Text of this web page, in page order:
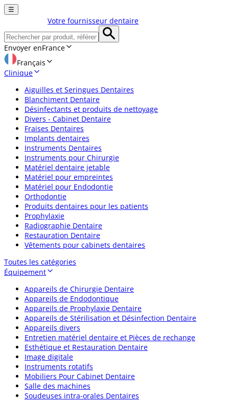
☰
Votre fournisseur dentaire
Envoyer enFrance
Français
Clinique
Aiguilles et Seringues Dentaires
Blanchiment Dentaire
Désinfectants et produits de nettoyage
Divers - Cabinet Dentaire
Fraises Dentaires
Implants dentaires
Instruments Dentaires
Instruments pour Chirurgie
Matériel dentaire jetable
Matériel pour empreintes
Matériel pour Endodontie
Orthodontie
Produits dentaires pour les patients
Prophylaxie
Radiographie Dentaire
Restauration Dentaire
Vêtements pour cabinets dentaires
Toutes les catégories
Équipement
Appareils de Chirurgie Dentaire
Appareils de Endodontique
Appareils de Prophylaxie Dentaire
Appareils de Stérilisation et Désinfection Dentaire
Appareils divers
Entretien matériel dentaire et Pièces de rechange
Esthétique et Restauration Dentaire
Image digitale
Instruments rotatifs
Mobiliers Pour Cabinet Dentaire
Salle des machines
Soudeuses intra-orales Dentaires